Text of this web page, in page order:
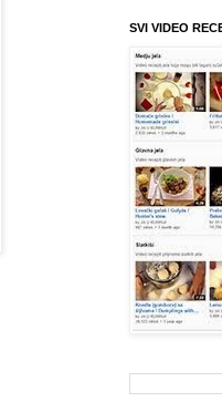
SVI VIDEO